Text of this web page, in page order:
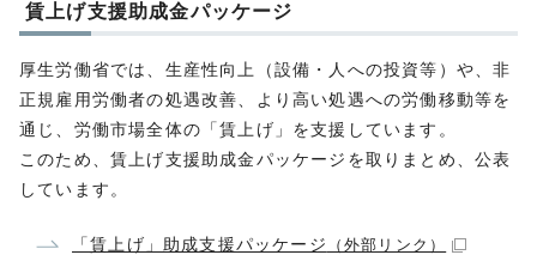
賃上げ支援助成金パッケージ
厚生労働省では、生産性向上（設備・人への投資等）や、非
正規雇用労働者の処遇改善、より高い処遇への労働移動等を
通じ、労働市場全体の「賃上げ」を支援しています。
このため、賃上げ支援助成金パッケージを取りまとめ、公表
しています。
「賃上げ」助成支援パッケージ （外部リンク）